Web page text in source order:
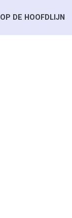
OP DE HOOFDLIJN